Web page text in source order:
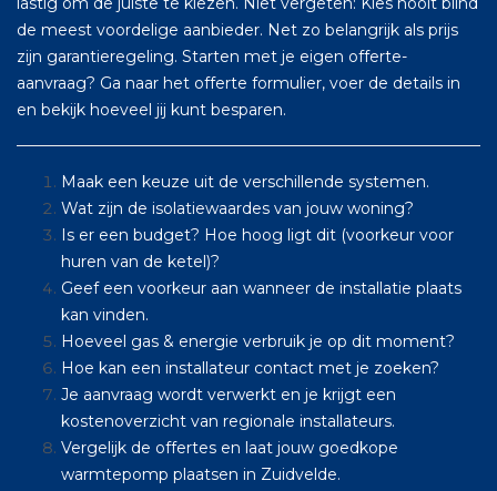
de meest voordelige aanbieder. Net zo belangrijk als prijs
zijn garantieregeling. Starten met je eigen offerte-
aanvraag? Ga naar het offerte formulier, voer de details in
en bekijk hoeveel jij kunt besparen.
Maak een keuze uit de verschillende systemen.
Wat zijn de isolatiewaardes van jouw woning?
Is er een budget? Hoe hoog ligt dit (voorkeur voor
huren van de ketel)?
Geef een voorkeur aan wanneer de installatie plaats
kan vinden.
Hoeveel gas & energie verbruik je op dit moment?
Hoe kan een installateur contact met je zoeken?
Je aanvraag wordt verwerkt en je krijgt een
kostenoverzicht van regionale installateurs.
Vergelijk de offertes en laat jouw goedkope
warmtepomp plaatsen in Zuidvelde.